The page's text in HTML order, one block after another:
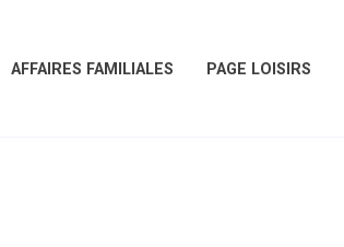
AFFAIRES FAMILIALES PAGE LOISIRS